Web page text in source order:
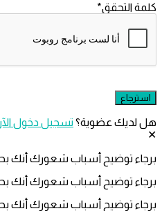
التحقق*
عضوية؟تسجيل دخول الآن
توضيح أسباب شعورك أنك بحاجة
توضيح أسباب شعورك أنك بحاجة
توضيح أسباب شعورك أنك بحاجة